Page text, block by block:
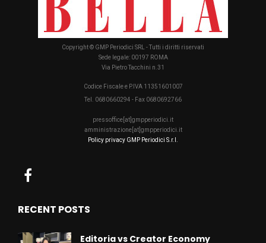
Copyright © GMP Periodici SRL - Tutti i diritti riservati
Sede legale: 00197 ROMA
Via Pietro Tacchini n.31
Codice Fiscale e P.IVA 11351601007
Tel. 0680660294 - Fax 0680692766
pressoffice[at]gmpperiodici.it
amministrazione[at]gmpperiodici.it
Policy privacy GMP Periodici S.r.l.
RECENT POSTS
Editoria vs Creator Economy